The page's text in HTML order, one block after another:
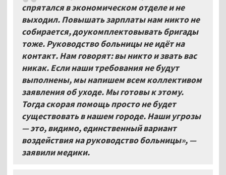
спрятался в экономическом отделе и не
выходил. Повышать зарплаты нам никто не
собирается, доукомплектовывать бригады
тоже. Руководство больницы не идёт на
контакт. Нам говорят: вы никто и звать вас
никак. Если наши требования не будут
выполнены, мы напишем всем коллективом
заявления об уходе. Мы готовы к этому.
Тогда скорая помощь просто не будет
существовать в нашем городе. Наши угрозы
— это, видимо, единственный вариант
воздействия на руководство больницы», —
заявили медики.